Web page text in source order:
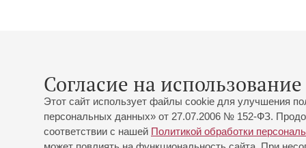
Согласие на
Этот сайт использует файлы cookie для улучшения
персональных данных» от 27.07.2006 № 152-ФЗ.
соответствии с нашей Политикой обработки